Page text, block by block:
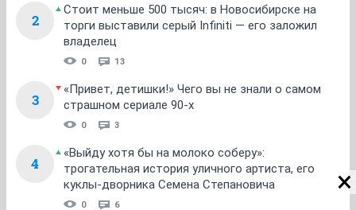
2
Стоит меньше 500 тысяч: в Новосибирске на
торги выставили серый Infiniti — его заложил
владелец
0 13
3
«Привет, детишки!» Чего вы не знали о самом
страшном сериале 90-х
0 3
4
«Выйду хотя бы на молоко соберу»:
трогательная история уличного артиста, его
куклы-дворника Семена Степановича
0 6